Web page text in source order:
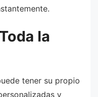
la
tener su propio
y